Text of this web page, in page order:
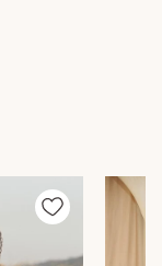
СДЭК.
в